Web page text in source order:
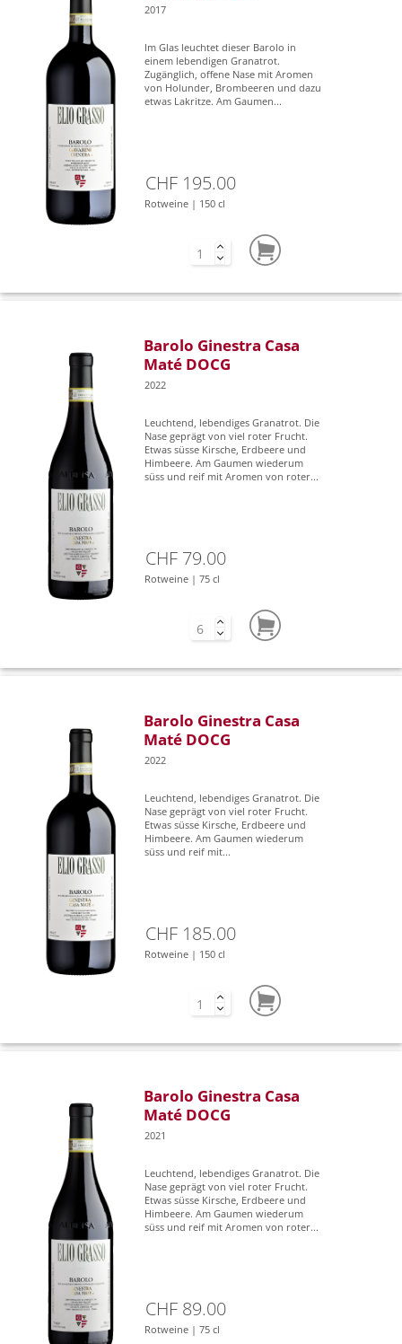
2017
Im Glas leuchtet dieser Barolo in
einem lebendigen Granatrot.
Zugänglich, offene Nase mit Aromen
von Holunder, Brombeeren und dazu
etwas Lakritze. Am Gaumen...
CHF 195.00
Rotweine | 150 cl
Barolo Ginestra Casa
Maté DOCG
2022
Leuchtend, lebendiges Granatrot. Die
Nase geprägt von viel roter Frucht.
Etwas süsse Kirsche, Erdbeere und
Himbeere. Am Gaumen wiederum
süss und reif mit Aromen von roter...
CHF 79.00
Rotweine | 75 cl
Barolo Ginestra Casa
Maté DOCG
2022
Leuchtend, lebendiges Granatrot. Die
Nase geprägt von viel roter Frucht.
Etwas süsse Kirsche, Erdbeere und
Himbeere. Am Gaumen wiederum
süss und reif mit...
CHF 185.00
Rotweine | 150 cl
Barolo Ginestra Casa
Maté DOCG
2021
Leuchtend, lebendiges Granatrot. Die
Nase geprägt von viel roter Frucht.
Etwas süsse Kirsche, Erdbeere und
Himbeere. Am Gaumen wiederum
süss und reif mit Aromen von roter...
CHF 89.00
Rotweine | 75 cl